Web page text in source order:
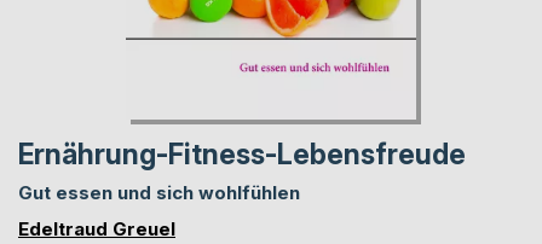
Ernährung-Fitness-Lebensfreude
Gut essen und sich wohlfühlen
Edeltraud Greuel